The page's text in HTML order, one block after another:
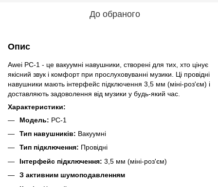
До обраного
Опис
Awei PC-1 - це вакуумні навушники, створені для тих, хто цінує
якісний звук і комфорт при прослуховуванні музики. Ці провідні
навушники мають інтерфейс підключення 3,5 мм (міні-роз'єм) і
доставляють задоволення від музики у будь-який час.
Характеристики:
Модель: PC-1
Тип навушників: Вакуумні
Тип підключення: Провідні
Інтерфейс підключення: 3,5 мм (міні-роз'єм)
З активним шумоподавленням